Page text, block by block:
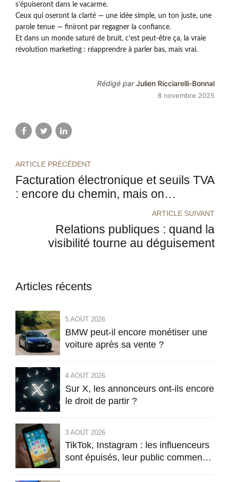
s’épuiseront dans le vacarme.
Ceux qui oseront la clarté — une idée simple, un ton juste, une
parole tenue — finiront par regagner la confiance.
Et dans un monde saturé de bruit, c’est peut-être ça, la vraie
révolution marketing : réapprendre à parler bas, mais vrai.
Rédigé parJulien Ricciarelli-Bonnal
8 novembre 2025
ARTICLE PRÉCÉDENT
Facturation électronique et seuils TVA
: encore du chemin, mais on
ARTICLE SUIVANT
Relations publiques : quand la
visibilité tourne au déguisement
Articles récents
5 AOÛT 2026
BMW peut-il encore monétiser une
voiture après sa vente ?
4 AOÛT 2026
Sur X, les annonceurs ont-ils encore
le droit de partir ?
3 AOÛT 2026
TikTok, Instagram : les influenceurs
sont épuisés, leur public commence